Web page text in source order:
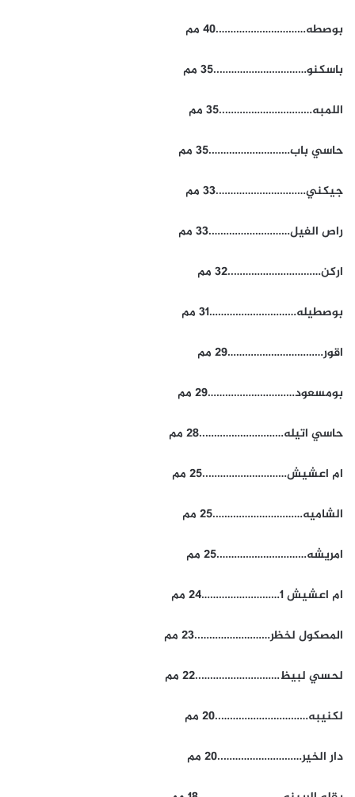
بوصطه………………………….40 مم
باسكنو…………………………..35 مم
اللمبه…………………………..35 مم
حاسي باب……………………….35 مم
جيكني………………………….33 مم
راص الفيل……………………….33 مم
اركن…………………………..32 مم
بوصطيله…………………………31 مم
اقور……………………………29 مم
بومسعود…………………………29 مم
حاسي اتيله………………………..28 مم
ام اعشيش………………………..25 مم
الشاميه………………………….25 مم
امريشه………………………….25 مم
ام اعشيش 1………………………24 مم
المصكول لخظر……………………..23 مم
لحسي لبيظ………………………..22 مم
لكنيبه…………………………..20 مم
دار الخير………………………..20 مم